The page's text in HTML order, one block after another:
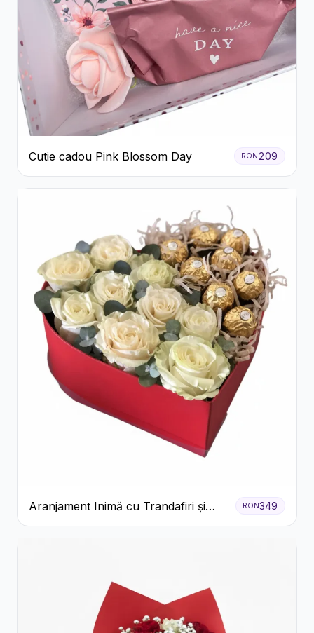
Cutie cadou Pink Blossom Day RON 209
Aranjament Inimă cu Trandafiri și
Praline Ferrero
RON349